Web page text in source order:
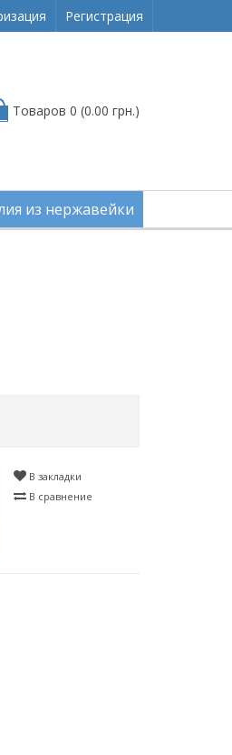
Регистрация
Товаров 0 (0.00 грн.)
из нержавейки
В закладки
В сравнение